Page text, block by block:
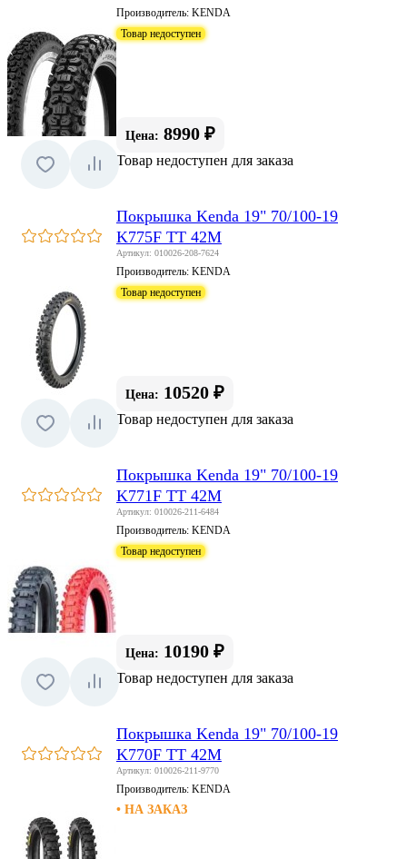
Производитель: KENDA
Товар недоступен
Цена: 8990 ₽
Товар недоступен для заказа
Покрышка Kenda 19" 70/100-19
K775F TT 42M
Артикул: 010026-208-7624
Производитель: KENDA
Товар недоступен
Цена: 10520 ₽
Товар недоступен для заказа
Покрышка Kenda 19" 70/100-19
K771F TT 42M
Артикул: 010026-211-6484
Производитель: KENDA
Товар недоступен
Цена: 10190 ₽
Товар недоступен для заказа
Покрышка Kenda 19" 70/100-19
K770F TT 42M
Артикул: 010026-211-9770
Производитель: KENDA
• НА ЗАКАЗ